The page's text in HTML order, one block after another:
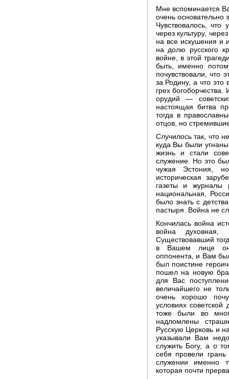
Мне вспоминается
очень основательно
Чувствовалось,
через культуру,
на все искушения и
на долю русского
войне, в этой
быть, именно
почувствовали,
за Родину, а что это
грех
орудий —
настоящая битва
тогда в
отцов, но
Случилось так, что
куда Вы были
жизнь и стали
служение. Но это
чужая Эстония,
историческая
газеты и журналы
национальная,
было знать с
пастыря. Война не
Кончилась война
война
Существовавший
в Вашем лице он
оппонента, и Вам
был поистине
пошел на новую
для Вас
величайшего не
очень хорошо
условиях
тоже были во
надломлены
Русскую Церковь и
указывали Вам
служить Богу, а о
себя провели
служении именно
которая почти